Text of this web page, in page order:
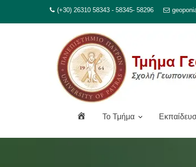
(+30) 26310 58343 - 58345- 58296
To Τμήμα